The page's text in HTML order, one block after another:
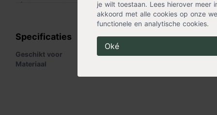
je wilt toestaan. Lees hierover meer
akkoord met alle cookies op onze
functionele en analytische cookies.
Oké
Lees meer »
Lichtsnoer kenmerken
Lichtsnoer met lampjes: 2700 cm
Lengte tot transformator: 500 cm
Totaal lengte snoer: 3200 cm
Aantal led lampjes: 360
Afstand tussen de lampjes: 7,5 cm
Met handige dimfunctie en timer
Specificaties
Geschikt voor Binnen,Buiten
Materiaal